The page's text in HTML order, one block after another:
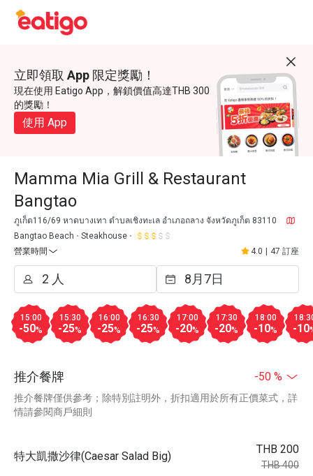
立即領取 App 限定獎勵！
現在使用 Eatigo App，解鎖價值高達THB 300
的獎勵！
使用 App
Mamma Mia Grill & Restaurant
Bangtao
ภูเก็ต116/69 หาดบางเทา ตำบลเชิงทะเล อำเภอถลาง จังหวัดภูเก็ต 83110
Bangtao Beach
Steakhouse
營業時間
4.0 47 訂座
15:00
-50%
15:30
-25%
16:00
-25%
16:30
-25%
17:00
-20%
17:30
-20%
18:00
-10% -10
推介餐牌 -50 %
推介餐牌僅供參考；除特別註明外，折扣適用於所有正價菜式，詳
情請參閱商戶細則
特大凱撒沙律(Caesar Salad Big)
THB 200
THB 400